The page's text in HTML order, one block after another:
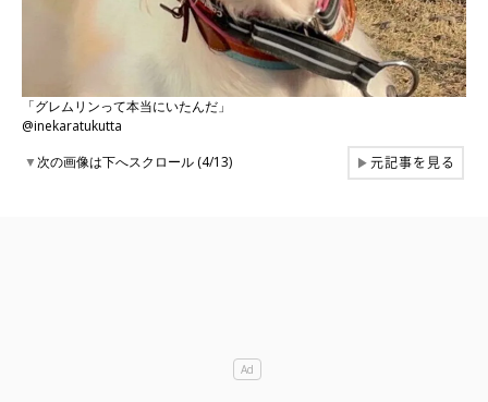
「グレムリンって本当にいたんだ」
@inekaratukutta
▼次の画像は下へスクロール (4/13) ▶元記事を見る